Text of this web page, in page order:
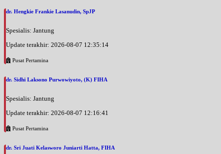
Jam 10:00 - 14:00
Selasa, 25/08/2026
Jam 07:00 - 10:00
Jam 10:00 - 14:00
Rabu, 26/08/2026
BPJS
Rabu, 26/08/2026
dr. Hengkie Frankie Lasanudin, SpJP
Spesialis: Jantung
Update terakhir: 2026-08-07 12:35:14
Pusat Pertamina
dr. Sidhi Laksono Purwowiyoto, (K) FIHA
Spesialis: Jantung
Update terakhir: 2026-08-07 12:16:41
Pusat Pertamina
dr. Sri Juati Kelasworo Juniarti Hatta, FIHA